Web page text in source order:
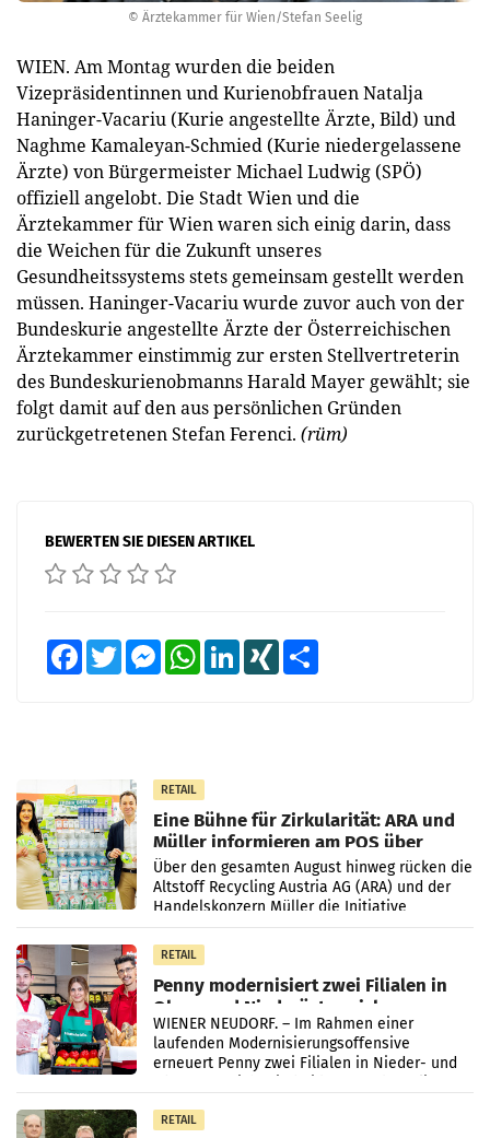
© Ärztekammer für Wien/Stefan Seelig
WIEN. Am Montag wurden die beiden
Vizepräsidentinnen und Kurienobfrauen Natalja
Haninger-Vacariu (Kurie angestellte Ärzte, Bild) und
Naghme Kamaleyan-Schmied (Kurie niedergelassene
Ärzte) von Bürgermeister Michael Ludwig (SPÖ)
offiziell angelobt. Die Stadt Wien und die
Ärztekammer für Wien waren sich einig darin, dass
die Weichen für die Zukunft unseres
Gesundheitssystems stets gemeinsam gestellt werden
müssen. Haninger-Vacariu wurde zuvor auch von der
Bundeskurie angestellte Ärzte der Österreichischen
Ärztekammer einstimmig zur ersten Stellvertreterin
des Bundeskurienobmanns Harald Mayer gewählt; sie
folgt damit auf den aus persönlichen Gründen
zurückgetretenen Stefan Ferenci. (rüm)
BEWERTEN SIE DIESEN ARTIKEL
FacebookTwitter MessengerWhatsAppLinkedInXING
RETAIL
Eine Bühne für Zirkularität: ARA und
Müller informieren am POS über
Kreislauffähigkeit
Über den gesamten August hinweg rücken die
Altstoff Recycling Austria AG (ARA) und der
Handelskonzern Müller die Initiative
„Kreislauf-Helden“ in allen österreichischen
Müller-Filialen
RETAIL
Penny modernisiert zwei Filialen in
Ober- und Niederösterreich
WIENER NEUDORF. – Im Rahmen einer
laufenden Modernisierungsoffensive
erneuert Penny zwei Filialen in Nieder- und
RETAIL